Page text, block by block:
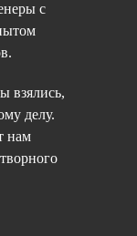
с
взялись,
делу.
нам